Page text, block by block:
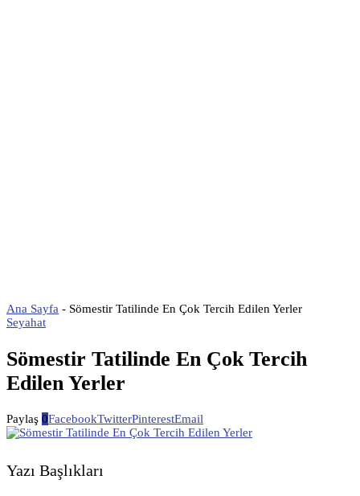
Ana Sayfa - Sömestir Tatilinde En Çok Tercih Edilen Yerler
Seyahat
Sömestir Tatilinde En Çok Tercih
Edilen Yerler
Paylaş 0FacebookTwitterPinterestEmail
Yazı Başlıkları